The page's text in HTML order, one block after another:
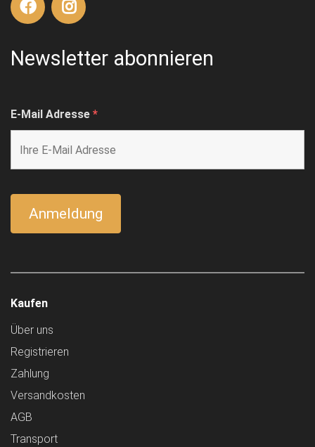
Newsletter abonnieren
E-Mail Adresse *
Kaufen
Über uns
Registrieren
Zahlung
Versandkosten
AGB
Transport